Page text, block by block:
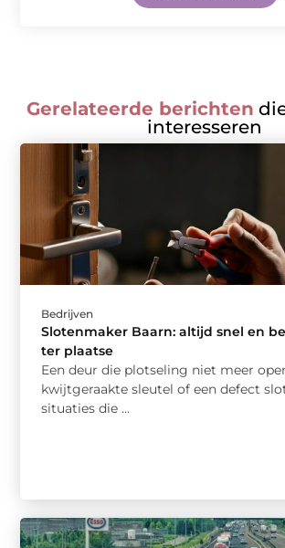
Gerelateerde berichten
interesseren
Bedrijven
Slotenmaker Baarn: altijd snel en
ter plaatse
Een deur die plotseling niet meer
kwijtgeraakte sleutel of een defect
situaties die ...